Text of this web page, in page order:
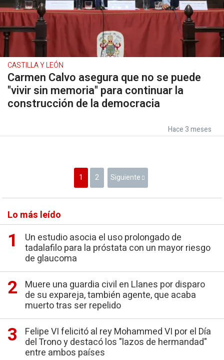
CASTILLA Y LEÓN
Carmen Calvo asegura que no se puede
"vivir sin memoria" para continuar la
construcción de la democracia
Hace 3 meses
1 2 Siguiente
Lo más leído
Un estudio asocia el uso prolongado de
tadalafilo para la próstata con un mayor riesgo
de glaucoma
Muere una guardia civil en Llanes por disparo
de su expareja, también agente, que acaba
muerto tras ser repelido
Felipe VI felicitó al rey Mohammed VI por el Día
del Trono y destacó los "lazos de hermandad"
entre ambos países